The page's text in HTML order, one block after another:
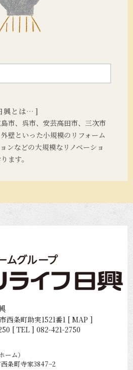
興とは… ]
市、呉市、安芸高田市、三次市
壁といった小規模のリフォーム
ンなどの大規模なリノベーショ
ます。
西条町助実1521番1 [ MAP ]
[ TEL ]082-421-2750
ム）
条町寺家3847−2